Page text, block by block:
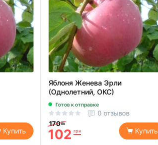
Купить
Яблоня Женева Эрли
(Однолетний, ОКС)
Готов к отправке
0 отзывов
170 грн
102 грн Купить